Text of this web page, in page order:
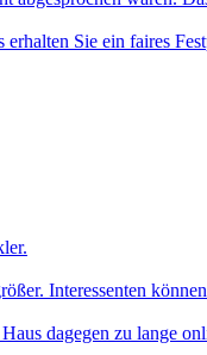
Sie ein faires
Interessenten
dagegen zu lange